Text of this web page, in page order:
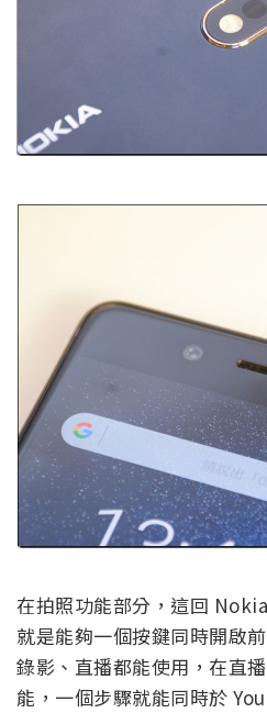
在拍照功能部分，這回
就是能夠一個按鍵同時開啟
錄影、直播都能使用，在直
能，一個步驟就能同時於